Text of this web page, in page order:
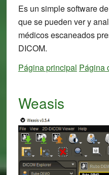
Es un simple software
que se pueden ver y
médicos escaneados
DICOM.
Página principal Página
Weasis